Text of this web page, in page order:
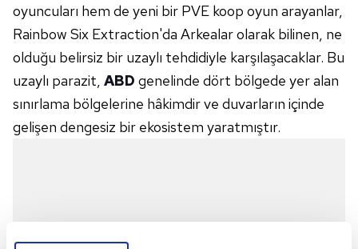
oyuncuları hem de yeni bir PVE koop oyun arayanlar,
Rainbow Six Extraction'da Arkealar olarak bilinen, ne
olduğu belirsiz bir uzaylı tehdidiyle karşılaşacaklar. Bu
uzaylı parazit, ABD genelinde dört bölgede yer alan
sınırlama bölgelerine hâkimdir ve duvarların içinde
gelişen dengesiz bir ekosistem yaratmıştır.